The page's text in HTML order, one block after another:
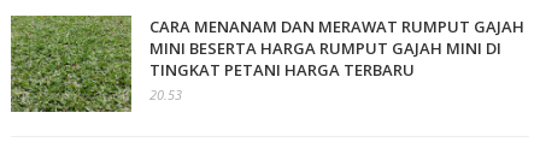
CARA MENANAM DAN MERAWAT RUMPUT GAJAH
MINI BESERTA HARGA RUMPUT GAJAH MINI DI
TINGKAT PETANI HARGA TERBARU
20.53